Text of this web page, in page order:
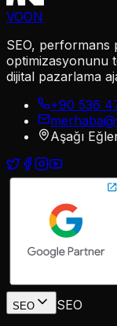
VOON
SEO, performans
optimizasyonunu
dijital pazarlama
+90 536
Aşağı
SEO
SEO